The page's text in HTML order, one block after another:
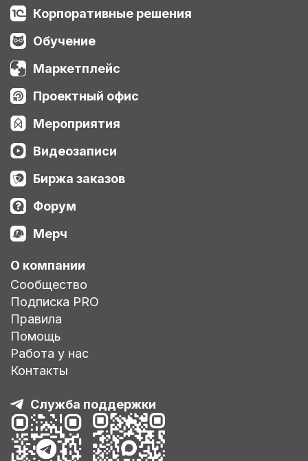
Корпоративные решения
Обучение
Маркетплейс
Проектный офис
Мероприятия
Видеозаписи
Биржа заказов
Форум
Мерч
О компании
Сообщество
Подписка PRO
Правила
Помощь
Работа у нас
Контакты
Служба поддержки